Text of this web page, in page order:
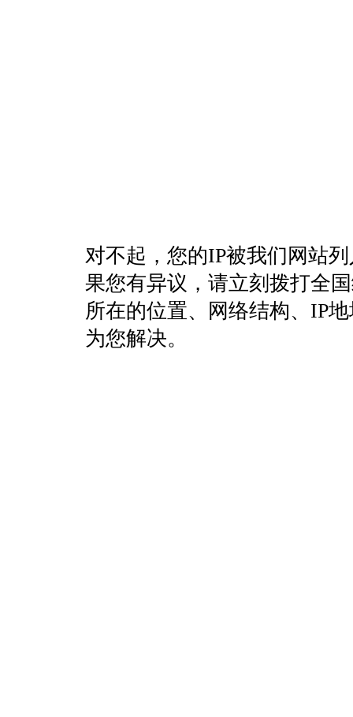
对不起，您的IP被我们网站
果您有异议，请立刻拨打全
所在的位置、网络结构、IP
为您解决。